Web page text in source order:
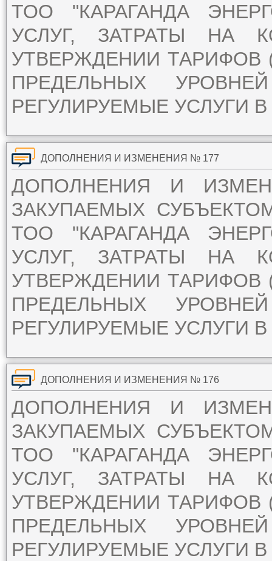
ТОО "КАРАГАНДА
УСЛУГ, ЗАТРАТЫ НА
УТВЕРЖДЕНИИ ТАРИФОВ
ПРЕДЕЛЬНЫХ
РЕГУЛИРУЕМЫЕ УСЛУГИ В
ДОПОЛНЕНИЯ И ИЗМЕНЕНИЯ № 177
ДОПОЛНЕНИЯ И
ЗАКУПАЕМЫХ
ТОО "КАРАГАНДА
УСЛУГ, ЗАТРАТЫ НА
УТВЕРЖДЕНИИ ТАРИФОВ
ПРЕДЕЛЬНЫХ
РЕГУЛИРУЕМЫЕ УСЛУГИ В
ДОПОЛНЕНИЯ И ИЗМЕНЕНИЯ № 176
ДОПОЛНЕНИЯ И
ЗАКУПАЕМЫХ
ТОО "КАРАГАНДА
УСЛУГ, ЗАТРАТЫ НА
УТВЕРЖДЕНИИ ТАРИФОВ
ПРЕДЕЛЬНЫХ
РЕГУЛИРУЕМЫЕ УСЛУГИ В